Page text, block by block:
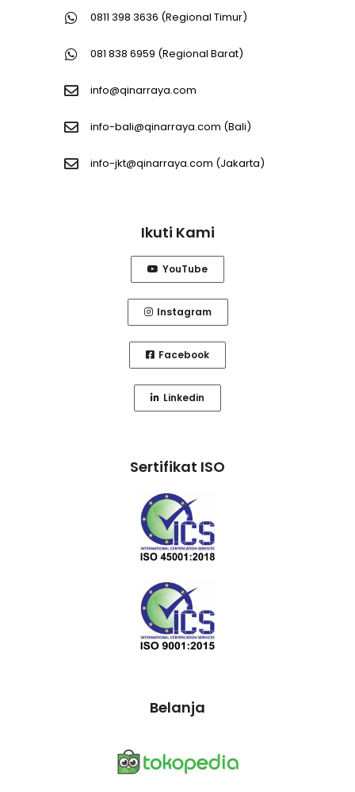
0811 398 3636 (Regional Timur)
081 838 6959 (Regional Barat)
info@qinarraya.com
info-bali@qinarraya.com (Bali)
info-jkt@qinarraya.com (Jakarta)
Ikuti Kami
YouTube
Instagram
Facebook
Linkedin
Sertifikat ISO
Belanja